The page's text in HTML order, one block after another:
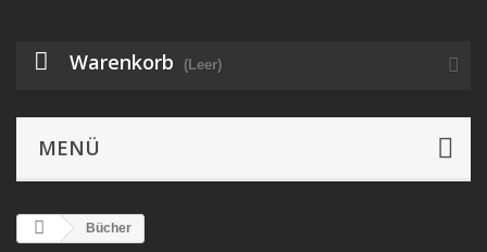
Warenkorb (Leer)
MENÜ
Bücher